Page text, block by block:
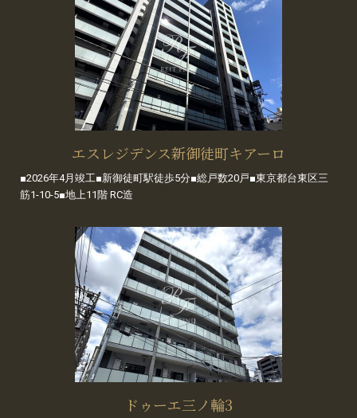
エスレジデンス新御徒町キアーロ
■2026年4月竣工■新御徒町駅徒歩5分■総戸数20戸■東京都台東区三
筋1-10-5■地上11階 RC造
ドゥーエ三ノ輪3